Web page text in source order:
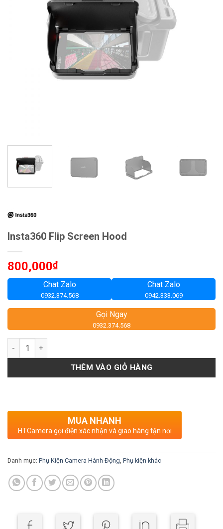
Insta360 Flip Screen Hood
800,000₫
Chat Zalo
0932.374.568
Chat Zalo
0942.333.069
Gọi Ngay
0932.374.568
Số lượng
THÊM VÀO GIỎ HÀNG
MUA NHANH
HTCamera gọi điện xác nhận và giao hàng tận nơi
Danh mục: Phụ Kiện Camera Hành Động Phụ kiện khác